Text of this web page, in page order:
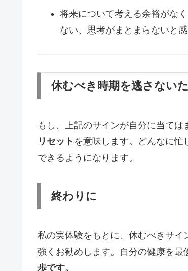
将来について考える余裕がな
ない、思考がまとまらないと
休むべき時期を逃さない
もし、上記のサインが自分に当て
リセット を意味します。どんなに
できるようになります。
終わりに
私の実体験をもとに、休むべきサ
強くお勧めします。自分の健康を
歩です。